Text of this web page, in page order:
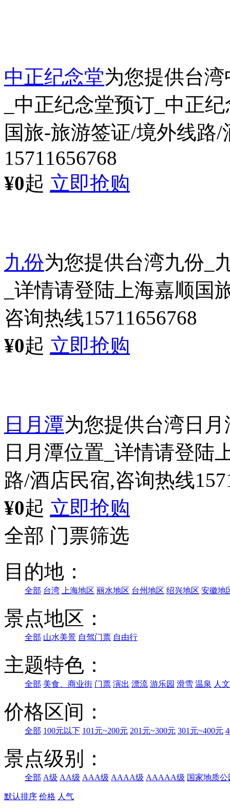
中正纪念堂为您提供台
_中正纪念堂预订_中正
国旅-旅游签证/境外线路
15711656768
¥0起 立即抢购
九份为您提供台湾九份_
_详情请登陆上海嘉顺国
咨询热线15711656768
¥0起 立即抢购
日月潭为您提供台湾日
日月潭位置_详情请登陆
路/酒店民宿,咨询热线
¥0起 立即抢购
全部 门票筛选
目的地：
全部 台湾 上海地区 丽水地区 台州地区 绍兴地区 安徽地
景点地区：
全部 山水美景 自驾门票 自由行
主题特色：
全部 美食、商业街 门票 演出 漂流 游乐园 滑雪 温泉 人
价格区间：
全部 100元以下 101元~200元 201元~300元 301元~400元
景点级别：
全部 A级 AA级 AAA级 AAAA级 AAAAA级 国家地质公
默认排序 价格 人气